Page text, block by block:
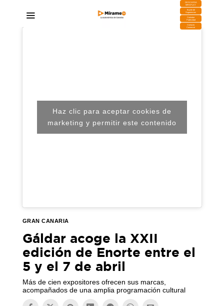
DESCARGA
MIRAPLAY
Buzón de
Sugerencias
Contratar
Publicidad
Contacto
Comercial
Haz clic para aceptar cookies de
marketing y permitir este contenido
GRAN CANARIA
Gáldar acoge la XXII
edición de Enorte entre el
5 y el 7 de abril
Más de cien expositores ofrecen sus marcas,
acompañados de una amplia programación cultural